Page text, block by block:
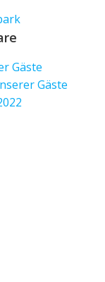
Gäste
Gäste